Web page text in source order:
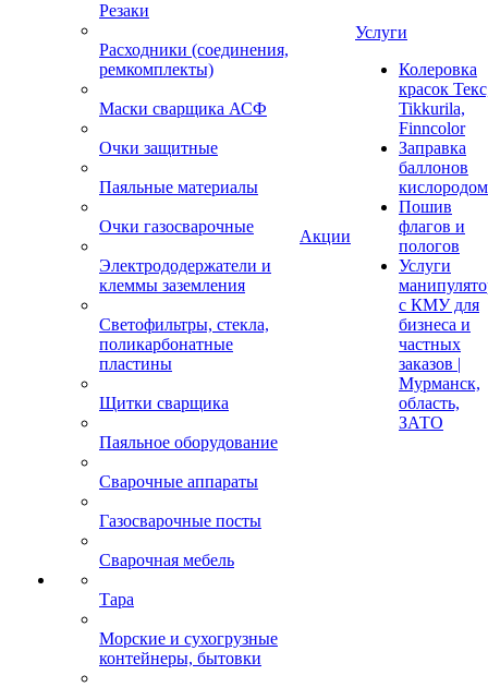
Резаки
Расходники (соединения,
ремкомплекты)
Маски сварщика АСФ
Очки защитные
Паяльные материалы
Очки газосварочные
Электрододержатели и
клеммы заземления
Светофильтры, стекла,
поликарбонатные
пластины
Щитки сварщика
Паяльное оборудование
Сварочные аппараты
Газосварочные посты
Сварочная мебель
Тара
Морские и сухогрузные
контейнеры, бытовки
Акции
Услуги
Колеровка
красок
Tikkurila,
Finncolor
Заправка
баллонов
кислородом
Пошив
флагов и
пологов
Услуги
с КМУ для
бизнеса и
частных
заказов |
Мурманск,
область,
ЗАТО